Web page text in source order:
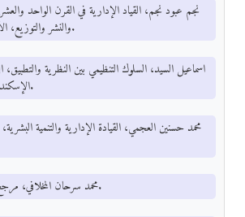
والنشر والتوزيع، الأردن، 2011، ص 22.
الإسكندرية، 2005، ص 226.
- محمد سرحان المخلافي، مرجع سبق ذكره، ص 37.